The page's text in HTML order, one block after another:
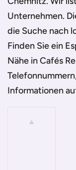
Unternehmen.
die Suche nach
Finden Sie ein
Nähe in Cafés
Informationen